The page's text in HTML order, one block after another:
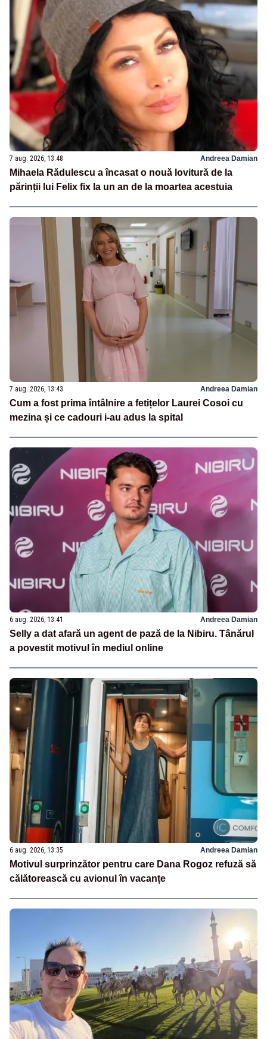
7 aug. 2026, 13:48 Andreea Damian
Mihaela Rădulescu a încasat o nouă lovitură de la
părinții lui Felix fix la un an de la moartea acestuia
7 aug. 2026, 13:43 Andreea Damian
Cum a fost prima întâlnire a fetițelor Laurei Cosoi cu
mezina și ce cadouri i-au adus la spital
6 aug. 2026, 13:41 Andreea Damian
Selly a dat afară un agent de pază de la Nibiru. Tânărul
a povestit motivul în mediul online
6 aug. 2026, 13:35 Andreea Damian
Motivul surprinzător pentru care Dana Rogoz refuză să
călătorească cu avionul în vacanțe